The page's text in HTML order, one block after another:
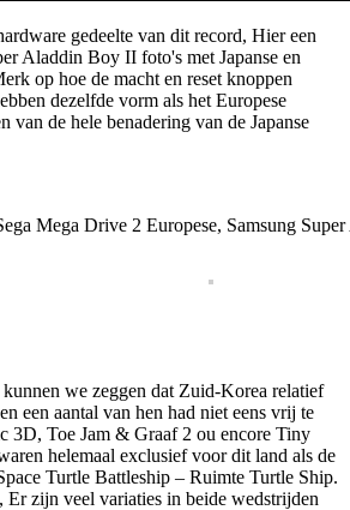
gedeelte van dit record, Hier een
Aladdin Boy II foto's met Japanse en
op hoe de macht en reset knoppen
dezelfde vorm als het Europese
van de hele benadering van de Japanse
Mega Drive 2 Europese, Samsung
we zeggen dat Zuid-Korea relatief
een aantal van hen had niet eens vrij te
3D, Toe Jam & Graaf 2 ou encore Tiny
helemaal exclusief voor dit land als de
Turtle Battleship – Ruimte Turtle Ship.
Er zijn veel variaties in beide wedstrijden